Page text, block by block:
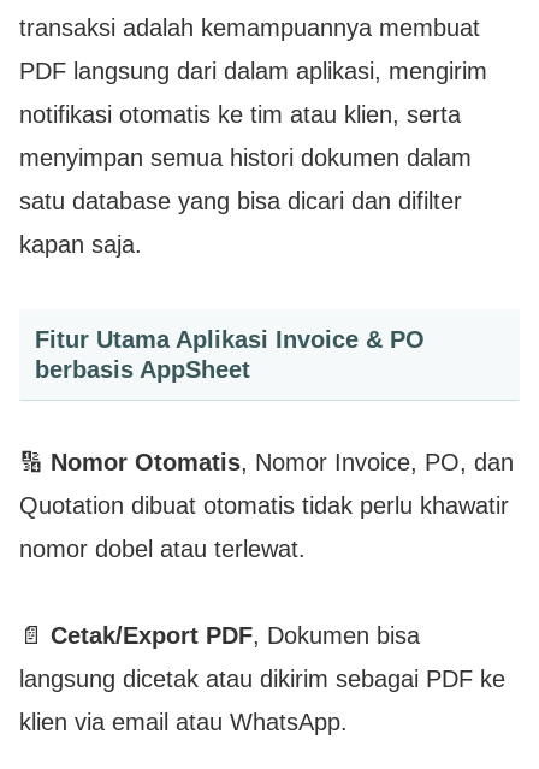
transaksi adalah kemampuannya membuat
PDF langsung dari dalam aplikasi, mengirim
notifikasi otomatis ke tim atau klien, serta
menyimpan semua histori dokumen dalam
satu database yang bisa dicari dan difilter
kapan saja.
Fitur Utama Aplikasi Invoice & PO
berbasis AppSheet
🔢 Nomor Otomatis, Nomor Invoice, PO, dan
Quotation dibuat otomatis tidak perlu khawatir
nomor dobel atau terlewat.
📄 Cetak/Export PDF, Dokumen bisa
langsung dicetak atau dikirim sebagai PDF ke
klien via email atau WhatsApp.